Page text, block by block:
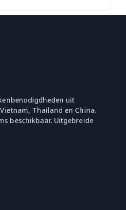
uit
Thailand en China.
beschikbaar. Uitgebreide